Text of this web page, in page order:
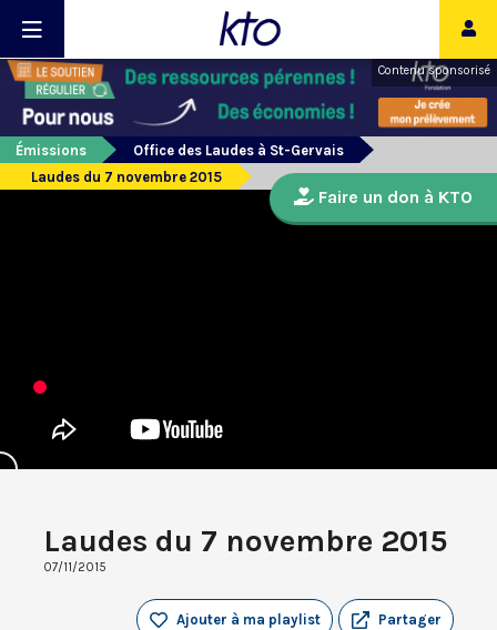
Contenu sponsorisé
Émissions
Office des Laudes à St-Gervais
Laudes du 7 novembre 2015
Laudes du 7 novembre 2015
07/11/2015
Partager
Ajouter à ma playlist
Faire un don à KTO